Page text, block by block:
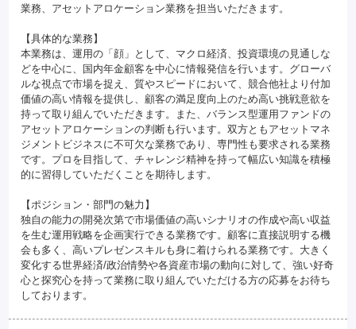
業務、アセットアロケーション業務を担当いただきます。
【具体的な業務】
本業務は、運用の「顔」として、マクロ経済、投資環境の見通しな
どを中心に、国内年金顧客を中心に情報発信を行います。グローバ
ルな視点で市場を捉え、質やスピードにおいて、競合他社より付加
価値の高い情報を提供し、顧客の満足度向上のため高い挑戦意欲を
持って取り組んでいただきます。また、バランス型運用ファンドの
アセットアロケーションの判断も行います。双方ともアセットマネ
ジメントビジネスに不可欠な業務であり、専門性も要求される業務
です。プロを目指して、チャレンジ精神を持って幅広い知識を積極
的に習得していただくことを期待します。
【ポジション・部門の魅力】
独自の能力の開発次第で市場価値の高いシナリオの作成や高い収益
を生む運用戦略を企画実行できる業務です。顧客に直接説明する機
会も多く、高いプレゼンスキルも身に着けられる業務です。大きく
変化する世界経済/政治情勢や各資産市場の動向に対して、強い好奇
心と探究心を持って業務に取り組んでいただける方の応募をお待ち
しております。